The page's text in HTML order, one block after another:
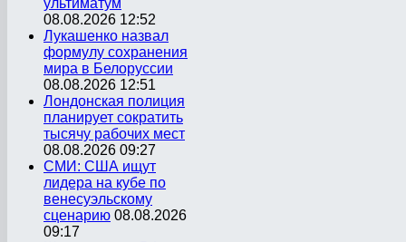
ультиматум
08.08.2026 12:52
Лукашенко назвал
формулу сохранения
мира в Белоруссии
08.08.2026 12:51
Лондонская полиция
планирует сократить
тысячу рабочих мест
08.08.2026 09:27
СМИ: США ищут
лидера на кубе по
венесуэльскому
сценарию 08.08.2026
09:17